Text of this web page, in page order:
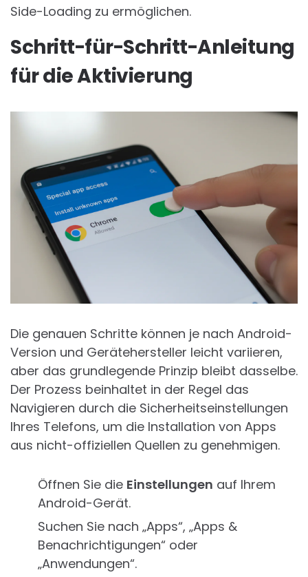
Side-Loading zu ermöglichen.
Schritt-für-Schritt-Anleitung
für die Aktivierung
Die genauen Schritte können je nach Android-
Version und Gerätehersteller leicht variieren,
aber das grundlegende Prinzip bleibt dasselbe.
Der Prozess beinhaltet in der Regel das
Navigieren durch die Sicherheitseinstellungen
Ihres Telefons, um die Installation von Apps
aus nicht-offiziellen Quellen zu genehmigen.
Öffnen Sie die Einstellungen auf Ihrem
Android-Gerät.
Suchen Sie nach „Apps“, „Apps &
Benachrichtigungen“ oder
„Anwendungen“.